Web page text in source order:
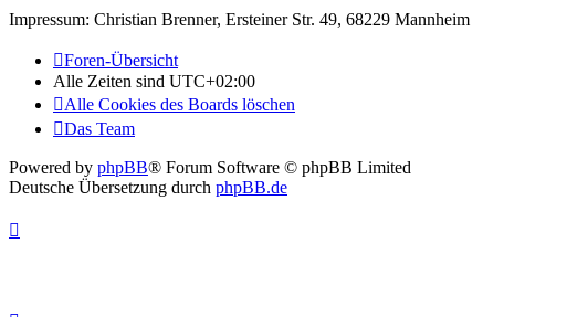
Impressum: Christian Brenner, Ersteiner Str. 49, 68229 Mannheim
Foren-Übersicht
Alle Zeiten sind UTC+02:00
Alle Cookies des Boards löschen
Das Team
Powered by phpBB® Forum Software © phpBB Limited
Deutsche Übersetzung durch phpBB.de